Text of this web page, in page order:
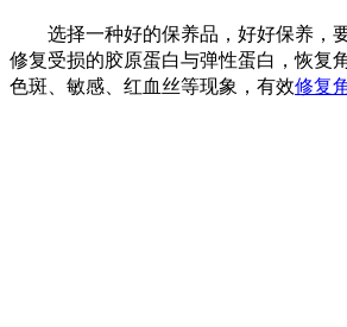
选择一种好的保养品，好好保养，要
修复受损的胶原蛋白与弹性蛋白，恢复
色斑、敏感、红血丝等现象，有效修复